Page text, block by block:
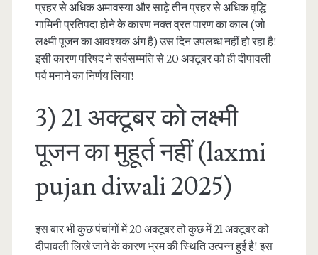
प्रहर से अधिक अमावस्या और साढ़े तीन प्रहर से अधिक वृद्धि
गामिनी प्रतिपदा होने के कारण नक्त व्रत पारण का काल (जो
लक्ष्मी पूजन का आवश्यक अंग है) उस दिन उपलब्ध नहीं हो रहा है!
इसी कारण परिषद ने सर्वसम्मति से 20 अक्टूबर को ही दीपावली
पर्व मनाने का निर्णय लिया!
3) 21 अक्टूबर को लक्ष्मी
पूजन का मुहूर्त नहीं (laxmi
pujan diwali 2025)
इस बार भी कुछ पंचांगों में 20 अक्टूबर तो कुछ में 21 अक्टूबर को
दीपावली लिखे जाने के कारण भ्रम की स्थिति उत्पन्न हुई है! इस